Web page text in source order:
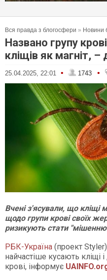
Вся правда з блогосфери » Новини
Названо групу
кліщів як магніт,
25.04.2025, 22:01 • 1743 •
Вчені з'ясували, що кліщі
щодо групи крові своїх
ризикують стати
РБК-Україна (проект
найчастіше кусають кліщі
крові, інформує